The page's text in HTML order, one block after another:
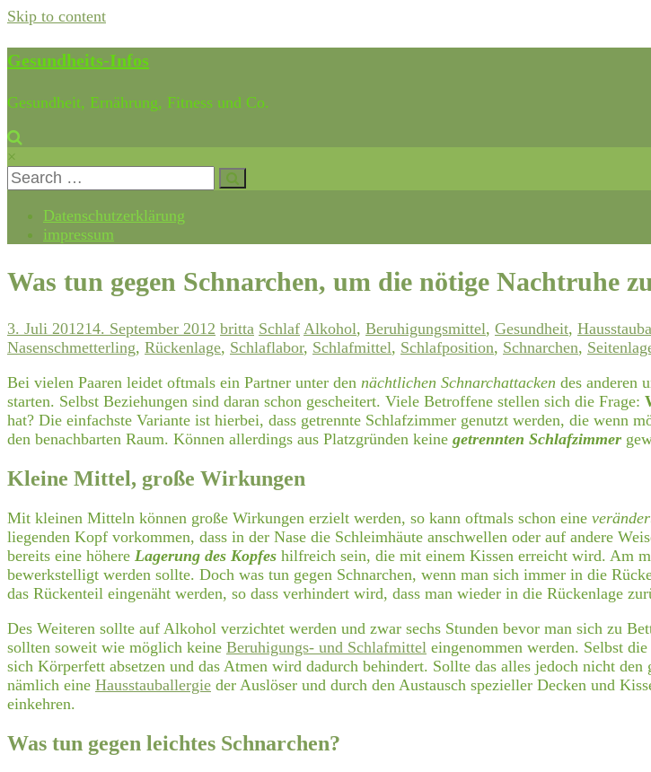
Skip to content
Gesundheits-Infos
Gesundheit, Ernährung, Fitness und Co.
×
Datenschutzerklärung
impressum
Was tun gegen Schnarchen, um die nötige Nachtruhe
3. Juli 201214. September 2012 britta Schlaf Alkohol, Beruhigungsmittel, Gesundheit,
Nasenschmetterling, Rückenlage, Schlaflabor, Schlafmittel, Schlafposition, Schnarchen,
Bei vielen Paaren leidet oftmals ein Partner unter den nächtlichen Schnarchattacken des anderen
starten. Selbst Beziehungen sind daran schon gescheitert. Viele Betroffene stellen sich die Frage:
hat? Die einfachste Variante ist hierbei, dass getrennte Schlafzimmer genutzt werden, die wenn
den benachbarten Raum. Können allerdings aus Platzgründen keine getrennten Schlafzimmer
Kleine Mittel, große Wirkungen
Mit kleinen Mitteln können große Wirkungen erzielt werden, so kann oftmals schon eine
liegenden Kopf vorkommen, dass in der Nase die Schleimhäute anschwellen oder auf andere
bereits eine höhere Lagerung des Kopfes hilfreich sein, die mit einem Kissen erreicht wird. Am
bewerkstelligt werden sollte. Doch was tun gegen Schnarchen, wenn man sich immer in die
das Rückenteil eingenäht werden, so dass verhindert wird, dass man wieder in die Rückenlage
Des Weiteren sollte auf Alkohol verzichtet werden und zwar sechs Stunden bevor man sich zu
sollten soweit wie möglich keine Beruhigungs- und Schlafmittel eingenommen werden. Selbst die
sich Körperfett absetzen und das Atmen wird dadurch behindert. Sollte das alles jedoch nicht
nämlich eine Hausstauballergie der Auslöser und durch den Austausch spezieller Decken und
einkehren.
Was tun gegen leichtes Schnarchen?